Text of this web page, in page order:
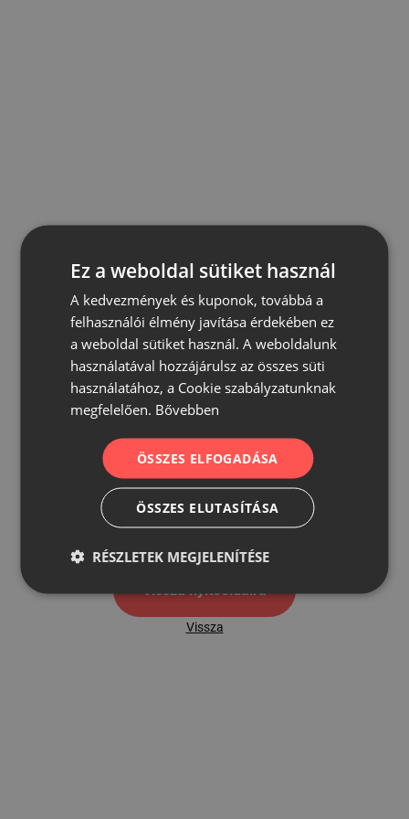
500
Vissza nyítóoldalra
Vissza
Ez a weboldal sütiket használ
A kedvezmények és kuponok, továbbá a
felhasználói élmény javítása érdekében ez
a weboldal sütiket használ. A weboldalunk
használatával hozzájárulsz az összes süti
használatához, a Cookie szabályzatunknak
megfelelően. Bővebben
ÖSSZES ELFOGADÁSA
ÖSSZES ELUTASÍTÁSA
RÉSZLETEK MEGJELENÍTÉSE